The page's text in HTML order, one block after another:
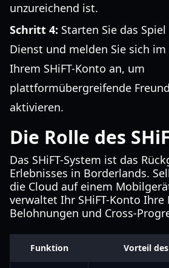
unzureichend ist.
Schritt 4: Starten Sie das
Dienst und melden Sie sich
Ihrem SHiFT-Konto an, um
plattformübergreifende
aktivieren.
Die Rolle des
Das SHiFT-System ist das
Erlebnisses in Borderlands.
die Cloud auf einem
verwaltet Ihr SHiFT-Konto Ihre
Belohnungen und Cross-
Funktion Vorteil